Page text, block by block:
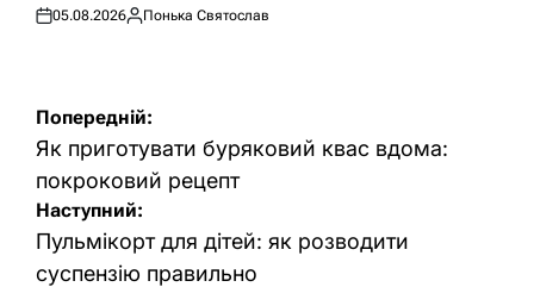
Оприлюднено
05.08.2026
Опубліковано
Понька Святослав
Навігація
записів
Попередній:
Як приготувати буряковий квас вдома:
покроковий рецепт
Наступний:
Пульмікорт для дітей: як розводити
суспензію правильно